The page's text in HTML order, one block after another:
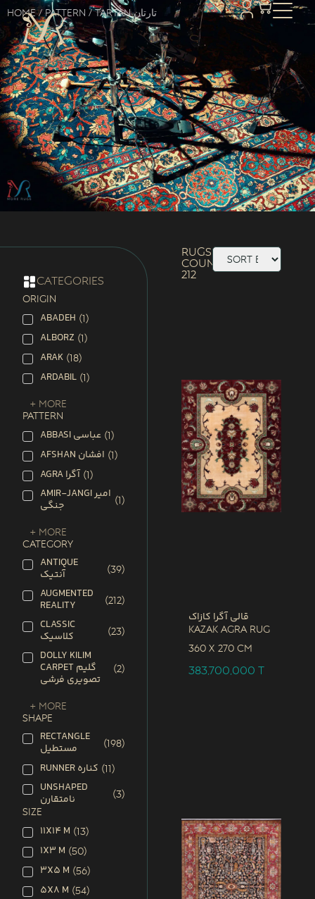
Home / Pattern / Tartan تارتان
categories
ORIGIN
ABADEH (1)
ALBORZ (1)
ARAK (18)
ARDABIL (1)
+ More
PATTERN
ABBASI عباسی (1)
AFSHAN افشان (1)
AGRA آگرا (1)
AMIR-JANGI امیر
جنگی (1)
+ More
CATEGORY
ANTIQUE
آنتیک (39)
AUGMENTED
REALITY (212)
CLASSIC
کلاسیک (23)
DOLLY KILIM
CARPET گلیم
تصویری فرشی
(2)
+ More
SHAPE
RECTANGLE
مستطیل (198)
RUNNER کناره (11)
UNSHAPED
نامتقارن (3)
SIZE
11X14 M (13)
1X3 M (50)
3X5 M (56)
5X8 M (54)
Rugs
Count:
212
قالی آگرا کازاک
Kazak Agra Rug
360 x 270 CM
383,700,000T